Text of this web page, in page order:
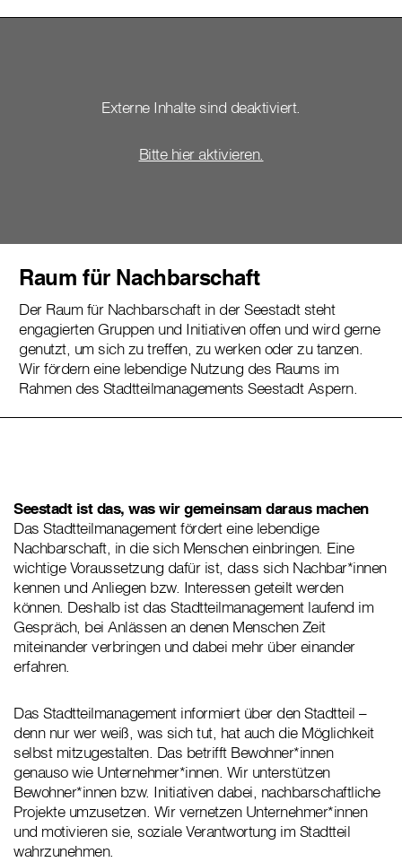
Externe Inhalte sind deaktiviert.
Bitte hier aktivieren.
Raum für Nachbarschaft
Der Raum für Nachbarschaft in der Seestadt steht
engagierten Gruppen und Initiativen offen und wird gerne
genutzt, um sich zu treffen, zu werken oder zu tanzen.
Wir fördern eine lebendige Nutzung des Raums im
Rahmen des Stadtteilmanagements Seestadt Aspern.
Seestadt ist das, was wir gemeinsam daraus machen
Das Stadtteilmanagement fördert eine lebendige
Nachbarschaft, in die sich Menschen einbringen. Eine
wichtige Voraussetzung dafür ist, dass sich Nachbar*innen
kennen und Anliegen bzw. Interessen geteilt werden
können. Deshalb ist das Stadtteilmanagement laufend im
Gespräch, bei Anlässen an denen Menschen Zeit
miteinander verbringen und dabei mehr über einander
erfahren.
Das Stadtteilmanagement informiert über den Stadtteil –
denn nur wer weiß, was sich tut, hat auch die Möglichkeit
selbst mitzugestalten. Das betrifft Bewohner*innen
genauso wie Unternehmer*innen. Wir unterstützen
Bewohner*innen bzw. Initiativen dabei, nachbarschaftliche
Projekte umzusetzen. Wir vernetzen Unternehmer*innen
und motivieren sie, soziale Verantwortung im Stadtteil
wahrzunehmen.